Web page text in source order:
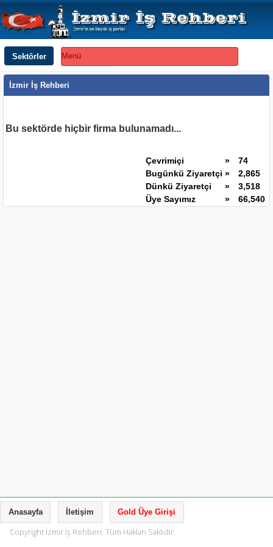
Sektörler Menü
İzmir İş Rehberi
Bu sektörde hiçbir firma bulunamadı...
Çevrimiçi »
74
Bugünkü Ziyaretçi »
2,865
Dünkü Ziyaretçi
»
3,518
Üye Sayımız
» 66,540
Anasayfa İletişim Gold Üye Girişi
Copyright İzmir İş Rehberi. Tüm Hakları Saklıdır.